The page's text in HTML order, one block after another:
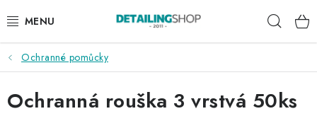
na
AKCE
NOVINKY
Ochranné pomůcky
Ochranná rouška 3 vrstvá 50ks